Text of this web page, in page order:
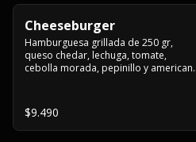
Cheeseburger
Hamburguesa grillada de 250 gr,
queso chedar, lechuga, tomate,
cebolla morada, pepinillo y american
$9.490